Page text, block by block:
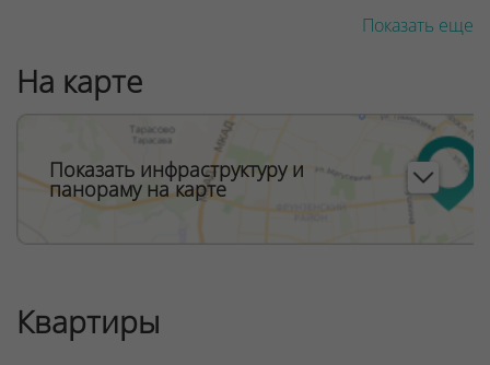
· В доме – 3 бесшумных и скоростных лифта
грузоподъемностью 1000 и 450 кг. В том числе и
панорамный!
Большие окна от потолка до пола, остекленные
лоджии и балконы. Солнца и света в квартирах будет
много! Кстати, для безопасности и удобства жильцов
нижняя часть окна высотой 1,1 метра от пола будет
глухой с заполнением триплексом. Ограждения
· Просторные, светлые, с потолками высотой 3,6
Показать еще
На карте
Показать инфраструктуру и
панораму на карте
Квартиры